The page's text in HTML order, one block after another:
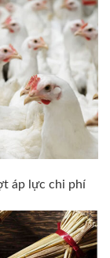
áp lực chi phí